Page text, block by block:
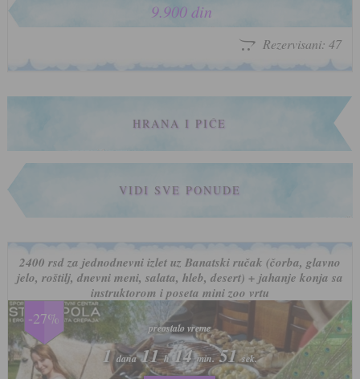
9.900 din
Rezervisani: 47
HRANA I PIĆE
VIDI SVE PONUDE
2400 rsd za jednodnevni izlet uz Banatski ručak (čorba, glavno
jelo, roštilj, dnevni meni, salata, hleb, desert) + jahanje konja sa
instruktorom i poseta mini zoo vrtu
-27%
preostalo vreme
1dana 11h 14min. 47sek.
preostalo vreme
1dana 11h 14min. 47sek.